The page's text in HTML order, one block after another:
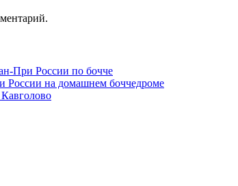
При России по бочче
России на домашнем боччедроме